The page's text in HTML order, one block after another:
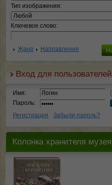
Тип изображения:
Ключевое слово:
Жанр Направления
Вход для пользователей
Имя:
Пароль:
Регистрация
Забыли пароль?
Колонка хранителя музея